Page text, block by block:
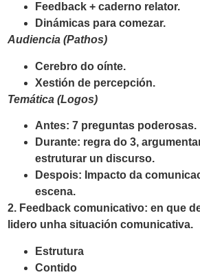
Feedback + caderno relator.
Dinámicas para comezar.
Audiencia (Pathos)
Cerebro do oínte.
Xestión de percepción.
Temática (Logos)
Antes: 7 preguntas poderosas.
Durante: regra do 3,
estruturar un discurso.
Despois: Impacto da
escena.
2. Feedback comunicativo: en que
lidero unha situación comunicativa.
Estrutura
Contido